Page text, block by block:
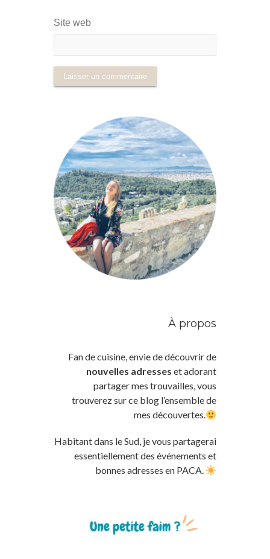
Site web
À propos
Fan de cuisine, envie de découvrir de
nouvelles adresses et adorant
partager mes trouvailles, vous
trouverez sur ce blog l’ensemble de
mes découvertes.
Habitant dans le Sud, je vous partagerai
essentiellement des événements et
bonnes adresses en PACA.